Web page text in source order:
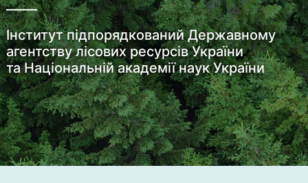
Інститут підпорядкований Державному
агентству лісових ресурсів України
та Національній академії наук України